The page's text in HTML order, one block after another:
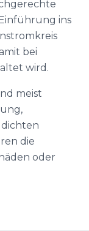
ins
bei
wird.
meist
die
oder